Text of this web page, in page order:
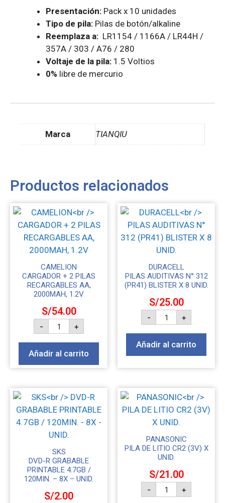
Presentación: Pack x 10 unidades
Tipo de pila: Pilas de botón/alkaline
Reemplaza a: LR1154 / 1166A / LR44H /
357A / 303 / A76 / 280
Voltaje de la pila: 1.5 Voltios
0% libre de mercurio
Marca TIANQIU
Productos relacionados
CAMELION
CARGADOR + 2 PILAS
RECARGABLES AA,
2000MAH, 1.2V
S/54.00
- +
Añadir al carrito
DURACELL
PILAS AUDITIVAS N° 312
(PR41) BLISTER X 8 UNID.
S/25.00
- +
Añadir al carrito
SKS
DVD-R GRABABLE
PRINTABLE 4.7GB /
120MIN. – 8X – UNID.
S/2.00
PANASONIC
PILA DE LITIO CR2 (3V) X
UNID.
S/21.00
- +